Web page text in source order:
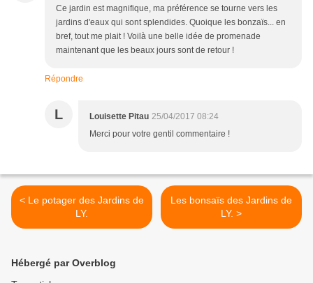
Ce jardin est magnifique, ma préférence se tourne vers les
jardins d'eaux qui sont splendides. Quoique les bonzaïs... en
bref, tout me plait ! Voilà une belle idée de promenade
maintenant que les beaux jours sont de retour !
Répondre
L Louisette Pitau 25/04/2017 08:24
Merci pour votre gentil commentaire !
< Le potager des Jardins de
LY.
Les bonsaïs des Jardins de
LY. >
Hébergé par Overblog